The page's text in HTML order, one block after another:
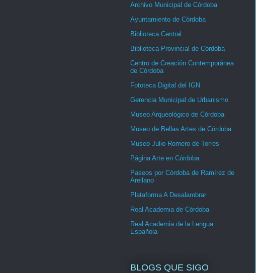
Archivo Municipal de Córdoba
Ayuntamiento de Córdoba
Biblioteca Central
Biblioteca Provincial de Córdoba
Centro de Creación Contemporánea
de Córdoba
Fototeca Digital del IGN
Gerencia Municipal de Urbanismo
Museo Arqueológico de Córdoba
Museo de Bellas Artes de Córdoba
Museo Julio Romero de Torres
Página Arte en Córdoba
Paseos por Córdoba de Ramírez de
Arellano
Plataforma A Desalambrar
Real Academia de Córdoba
Real Academia de la Lengua
Española
BLOGS QUE SIGO